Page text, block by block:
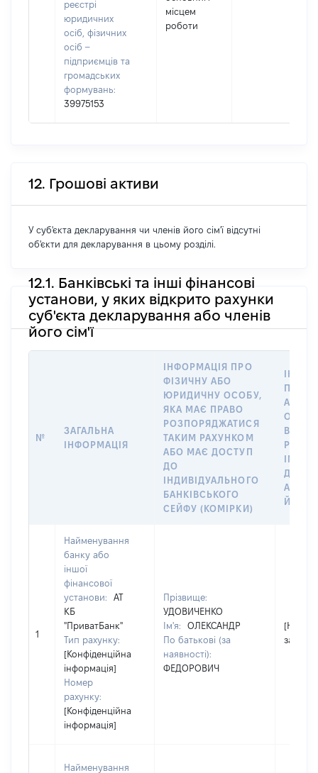
реєстрі
юридичних
осіб, фізичних
осіб –
підприємців та
громадських
формувань:
39975153
місцем
роботи
12. Грошові активи
У суб'єкта декларування чи членів його сім'ї відсутні
об'єкти для декларування в цьому розділі.
12.1. Банківські та інші фінансові
установи, у яких відкрито рахунки
суб'єкта декларування або членів
його сім'ї
№
ЗАГАЛЬНА
ІНФОРМАЦІЯ
ІНФОРМАЦІЯ ПРО
ФІЗИЧНУ АБО
ЮРИДИЧНУ ОСОБУ,
ЯКА МАЄ ПРАВО
РОЗПОРЯДЖАТИСЯ
ТАКИМ РАХУНКОМ
АБО МАЄ ДОСТУП
ДО
ІНДИВІДУАЛЬНОГО
БАНКІВСЬКОГО
СЕЙФУ (КОМІРКИ)
ПРО
АБО
ІМ’Я
АБО
ЙОГО
1
Найменування
банку або
іншої
фінансової
установи:
АТ
КБ
"ПриватБанк"
Тип рахунку:
[Конфіденційна
інформація]
Номер
рахунку:
[Конфіденційна
інформація]
Прізвище:
УДОВИЧЕНКО
Ім'я:
ОЛЕКСАНДР
По батькові (за
наявності):
ФЕДОРОВИЧ
[Не
Найменування